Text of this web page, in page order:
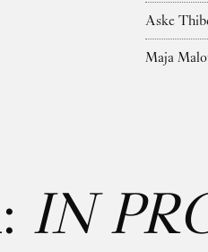
Aske
Maja